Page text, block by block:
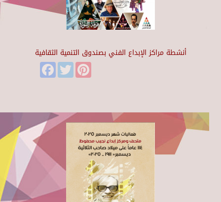
أنشطة مراكز الإبداع الفني بصندوق التنمية الثقافية
FacebookTwitter